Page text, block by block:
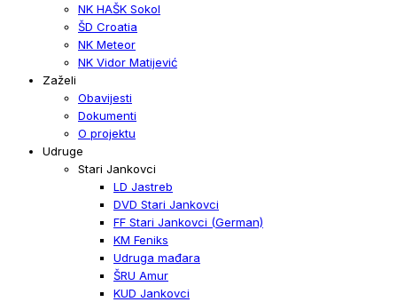
NK HAŠK Sokol
ŠD Croatia
NK Meteor
NK Vidor Matijević
Zaželi
Obavijesti
Dokumenti
O projektu
Udruge
Stari Jankovci
LD Jastreb
DVD Stari Jankovci
FF Stari Jankovci (German)
KM Feniks
Udruga mađara
ŠRU Amur
KUD Jankovci